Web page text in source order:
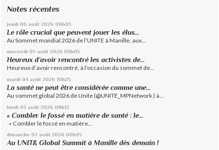
Notes récentes
jeudi 06 août 2026 00h05
Le rôle crucial que peuvent jouer les élus...
Au Sommet mondial 2026 de l’UNITE à Manille, aux...
mercredi 05 août 2026 00h05
Heureux d’avoir rencontré les activistes de...
Heureux d’avoir rencontré, à l’occasion du sommet de...
mardi 04 août 2026 10h25
La santé ne peut être considérée comme une...
Au sommet global 2026 de Unite (@UNITE_MPNetwork ) à...
lundi 03 août 2026 08h13
« Combler le fossé en matière de santé : le...
« Combler le fossé en matière...
dimanche 02 août 2026 00h05
Au UNIT& Global Summit à Manille dès demain !